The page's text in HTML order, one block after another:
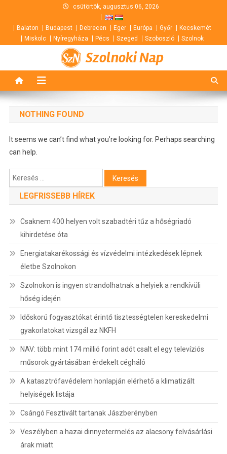
content
csütörtök, augusztus 06, 2026
Balaton Budapest Debrecen Eger Európa Győr
Kecskemét
Miskolc
Nyíregyháza Pécs Szeged Szoboszló Szolnok
Szolnoki Nap
NOTHING FOUND
It seems we can’t find what you’re looking for. Perhaps searching
can help.
Keresés:
LEGFRISSEBB HÍREK
Csaknem 400 helyen volt szabadtéri tűz a hőségriadó
kihirdetése óta
Energiatakarékossági és vízvédelmi intézkedések lépnek
életbe Szolnokon
Szolnokon is ingyen strandolhatnak a helyiek a rendkívüli
hőség idején
Időskorú fogyasztókat érintő tisztességtelen kereskedelmi
gyakorlatokat vizsgál az NKFH
NAV: több mint 174 millió forint adót csalt el egy televíziós
műsorok gyártásában érdekelt cégháló
A katasztrófavédelem honlapján elérhető a klimatizált
helyiségek listája
Csángó Fesztivált tartanak Jászberényben
Veszélyben a hazai dinnyetermelés az alacsony felvásárlási
árak miatt